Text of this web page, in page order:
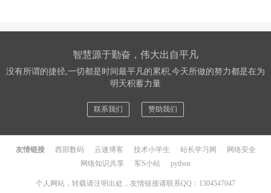
智慧源于勤奋，伟大出自平凡
没有所谓的捷径,一切都是时间最平凡的累积,今天所做的努力都是在为
明天积蓄力量
联系我们 赞助我们
友情链接 西部数码 云速博客 技术小学生 站长学习网
网络安全
网络知识共享
军S小站 python
个人网站，转载请注明出处，友情链接请联系QQ：1304547047